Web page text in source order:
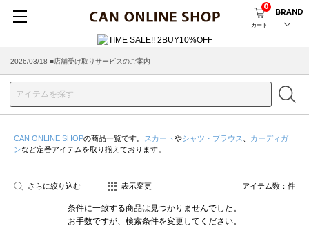
カート
0
BRAND
2026/03/18 ■店舗受け取りサービスのご案内
CAN ONLINE SHOPの商品一覧です。 スカート やシャツ・ブラウス
カーディガ
ンなど定番アイテムを取り揃えております。
さらに絞り込む 表示変更 アイテム数： 件
条件に一致する商品は見つかりませんでした。
お手数ですが、検索条件を変更してください。